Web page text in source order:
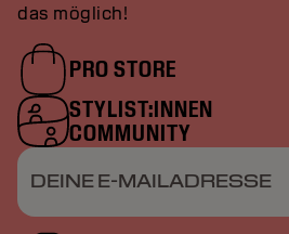
das möglich!
PRO STORE
STYLIST:INNEN
COMMUNITY
DEINE E-MAILADRESSE